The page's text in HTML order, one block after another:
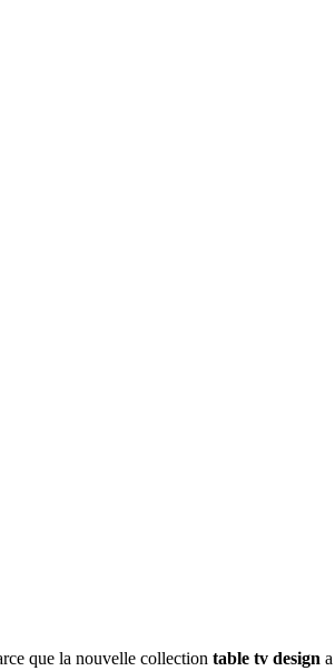
que la nouvelle collection table tv design